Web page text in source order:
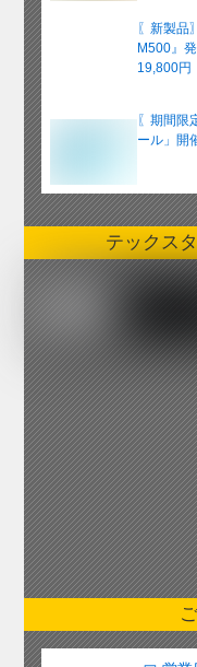
〖新製品
M500』
19,800円
〖期間限
ール」開
テックス